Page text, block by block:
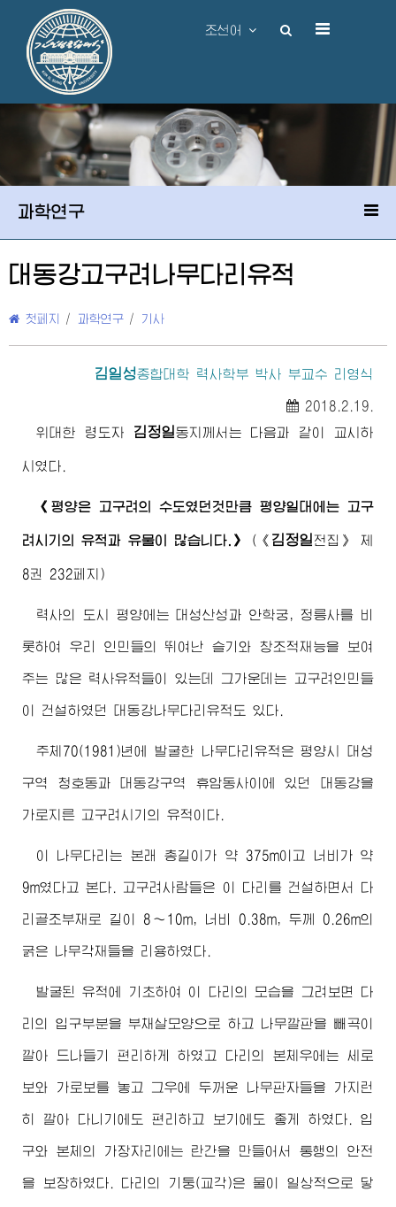
조선어
과학연구
대동강고구려나무다리유적
첫페지 / 과학연구 / 기사
김일성종합대학 력사학부 박사 부교수 리영식
2018.2.19.
위대한
령도자 김정일동지 께서는 다음과 같이 교시하
시였다.
《평양은 고구려의 수도였던것만큼 평양일대에는 고구
려시기의 유적과 유물이 많습니다.》 ( 《 김정일 전집》 제
8권 232페지)
력사의 도시 평양에는 대성산성과 안학궁, 정릉사를 비
롯하여 우리 인민들의 뛰여난 슬기와 창조적재능을 보여
주는 많은 력사유적들이 있는데 그가운데는 고구려인민들
이 건설하였던 대동강나무다리유적도 있다.
주체70(1981)년에 발굴한 나무다리유적은 평양시 대성
구역 청호동과 대동강구역 휴암동사이에 있던 대동강을
가로지른 고구려시기의 유적이다.
이 나무다리는 본래 총길이가 약 375m이고 너비가 약
9m였다고 본다. 고구려사람들은 이 다리를 건설하면서 다
리골조부재로 길이 8～10m, 너비 0.38m, 두께 0.26m의
굵은 나무각재들을 리용하였다.
발굴된 유적에 기초하여 이 다리의 모습을 그려보면 다
리의 입구부분을 부채살모양으로 하고 나무깔판을 빼곡이
깔아 드나들기 편리하게 하였고 다리의 본체우에는 세로
보와 가로보를 놓고 그우에 두꺼운 나무판자들을 가지런
히 깔아 다니기에도 편리하고 보기에도 좋게 하였다. 입
구와 본체의 가장자리에는 란간을 만들어서 통행의 안전
을 보장하였다. 다리의 기둥(교각)은 물이 일상적으로 닿